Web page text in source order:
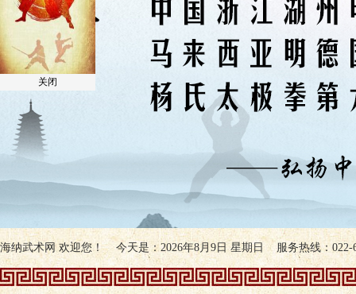
海纳武术网 欢迎您！ 今天是：2026年8月9日 星期日 服务热线：022-
关闭